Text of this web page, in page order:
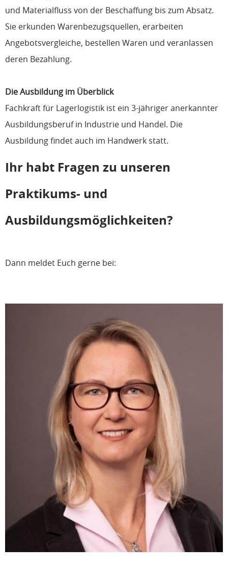
und Materialfluss von der Beschaffung bis zum Absatz.
Sie erkunden Warenbezugsquellen, erarbeiten
Angebotsvergleiche, bestellen Waren und veranlassen
deren Bezahlung.
Die Ausbildung im Überblick
Fachkraft für Lagerlogistik ist ein 3-jähriger anerkannter
Ausbildungsberuf in Industrie und Handel. Die
Ausbildung findet auch im Handwerk statt.
Ihr habt Fragen zu unseren
Praktikums- und
Ausbildungsmöglichkeiten?
Dann meldet Euch gerne bei: